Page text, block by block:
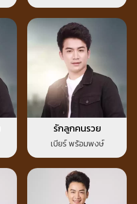
รักลูกคนรวย
เบียร์ พร้อมพงษ์